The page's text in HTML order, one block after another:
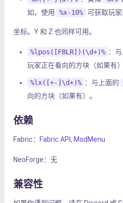
如，使用
%x-10% 可获取玩
坐标。Y 和 Z 也同样可用。
%lpos([FBLR])(\d+)% ：
玩家正在看向的方块（如果有）
%lx([+-]\d+)% ：与上面的
向的方块（如果有）。
依赖
Fabric： Fabric API, ModMenu
NeoForge：无
兼容性